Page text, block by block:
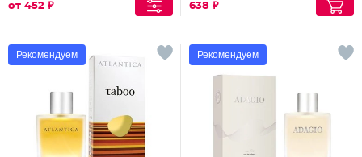
от 452 ₽ 638 ₽
Рекомендуем Рекомендуем